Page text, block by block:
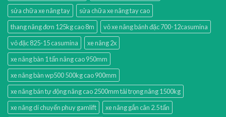
sửa chữa xe nâng tay
sửa chữa xe nâng tay cao
thang nâng đơn 125kg cao 8m
vỏ xe nâng bánh đặc 700-12casumina
vỏ đặc 825-15 casumina
xe nâng 2x
xe nâng bàn 1 tấn nâng cao 950mm
xe nâng bàn wp500 500kg cao 900mm
xe nâng bán tự động nâng cao 2500mm tải trọng nâng 1500kg
xe nâng di chuyển phuy gamlift
xe nâng gắn cân 2.5 tấn